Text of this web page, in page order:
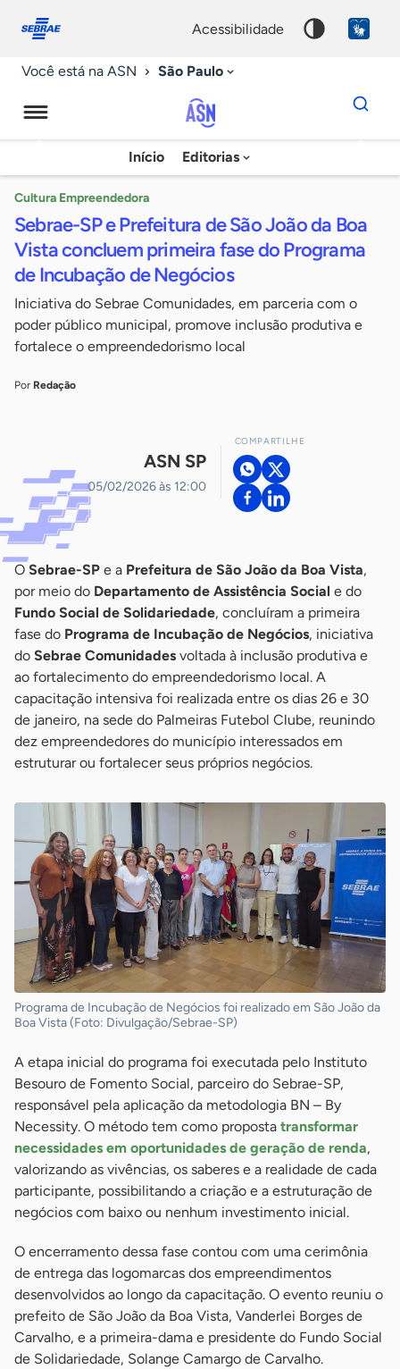
conosco
acessibilidade
Você está na ASN São Paulo
Agência
Sebrae
Notícias
Início Editorias
Dados
para
chave
Cultura Empreendedora
Sebrae-SP e Prefeitura de São João da Boa
Vista concluem primeira fase do Programa
de Incubação de Negócios
Iniciativa do Sebrae Comunidades, em parceria com o
poder público municipal, promove inclusão produtiva e
fortalece o empreendedorismo local
Por Redação
ASN SP
05/02/2026 às 12:00
COMPARTILHE
O Sebrae-SP e a Prefeitura de São João da Boa Vista,
por meio do Departamento de Assistência Social e do
Fundo Social de Solidariedade, concluíram a primeira
fase do Programa de Incubação de Negócios, iniciativa
do Sebrae Comunidades voltada à inclusão produtiva e
ao fortalecimento do empreendedorismo local. A
capacitação intensiva foi realizada entre os dias 26 e 30
de janeiro, na sede do Palmeiras Futebol Clube, reunindo
dez empreendedores do município interessados em
estruturar ou fortalecer seus próprios negócios.
Programa de Incubação de Negócios foi realizado em São João da
Boa Vista (Foto: Divulgação/Sebrae-SP)
A etapa inicial do programa foi executada pelo Instituto
Besouro de Fomento Social, parceiro do Sebrae-SP,
responsável pela aplicação da metodologia BN – By
Necessity. O método tem como proposta transformar
necessidades em oportunidades de geração de renda,
valorizando as vivências, os saberes e a realidade de cada
participante, possibilitando a criação e a estruturação de
negócios com baixo ou nenhum investimento inicial.
O encerramento dessa fase contou com uma cerimônia
de entrega das logomarcas dos empreendimentos
desenvolvidos ao longo da capacitação. O evento reuniu o
prefeito de São João da Boa Vista, Vanderlei Borges de
Carvalho, e a primeira-dama e presidente do Fundo Social
de Solidariedade, Solange Camargo de Carvalho.